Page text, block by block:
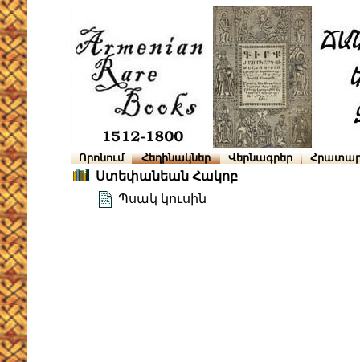
Որոնում Հեղինակներ Վերնագրեր
Ստեփանեան Հակոբ
Պսակ կուսին